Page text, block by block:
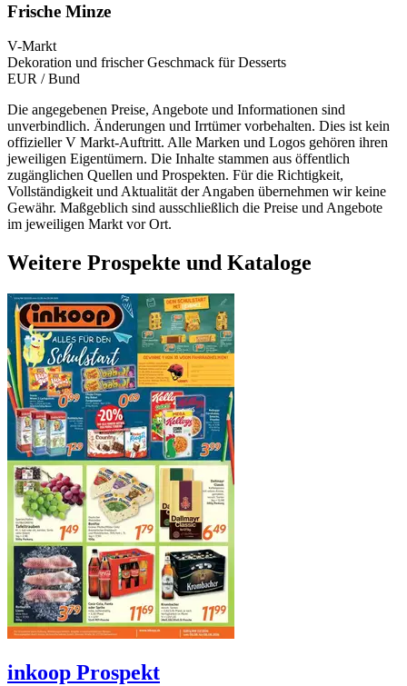
Frische Minze
V-Markt
Dekoration und frischer Geschmack für Desserts
EUR / Bund
Die angegebenen Preise, Angebote und Informationen sind
unverbindlich. Änderungen und Irrtümer vorbehalten. Dies ist kein
offizieller V Markt-Auftritt. Alle Marken und Logos gehören ihren
jeweiligen Eigentümern. Die Inhalte stammen aus öffentlich
zugänglichen Quellen und Prospekten. Für die Richtigkeit,
Vollständigkeit und Aktualität der Angaben übernehmen wir keine
Gewähr. Maßgeblich sind ausschließlich die Preise und Angebote
im jeweiligen Markt vor Ort.
Weitere Prospekte und Kataloge
inkoop Prospekt